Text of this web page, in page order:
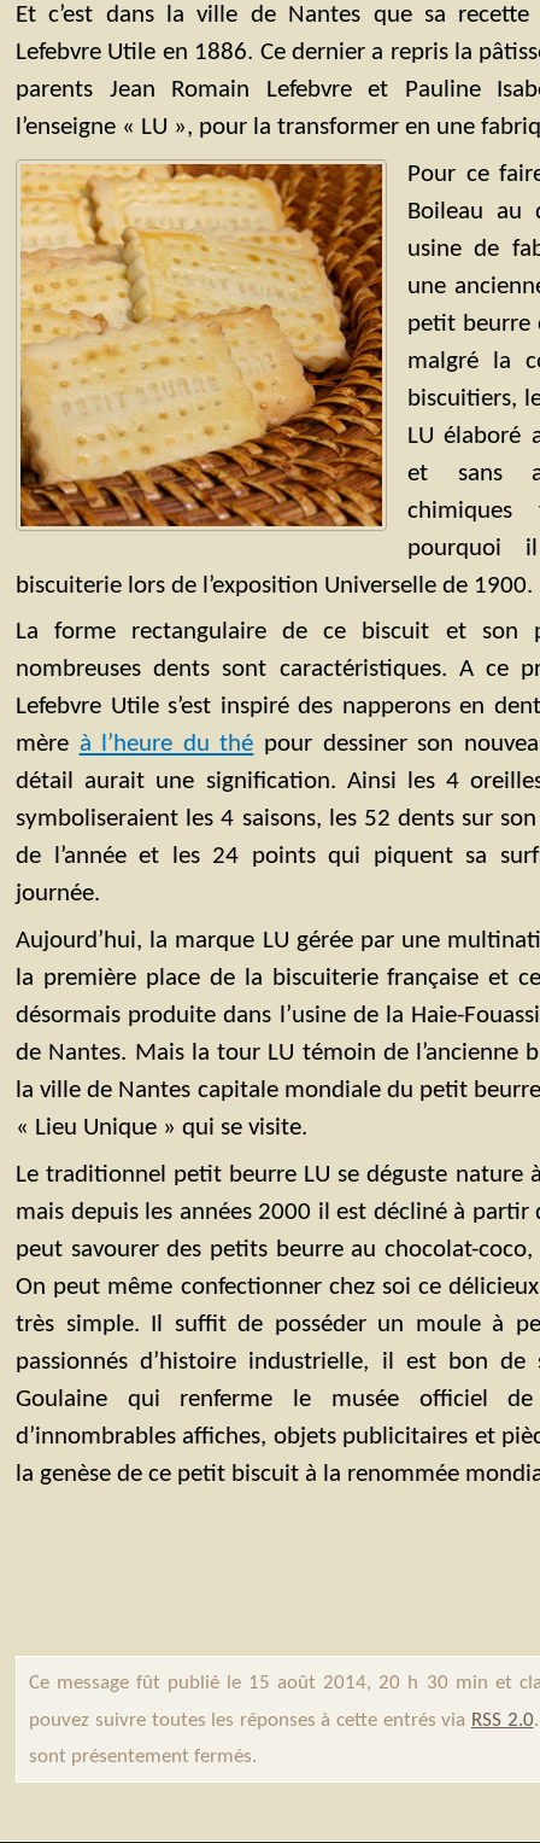
Et c’est dans la ville de Nantes que sa
Lefebvre Utile en 1886. Ce dernier a repris la
parents Jean Romain Lefebvre et Pauline
l’enseigne « LU », pour la transformer en une
Pour ce
Boileau au
usine de
une
petit beurre
malgré la
biscuitiers,
LU élaboré
et sans
biscuiterie lors de l’exposition Universelle de 1900.
La forme rectangulaire de ce biscuit et son
nombreuses dents sont caractéristiques. A ce
Lefebvre Utile s’est inspiré des napperons en
mère à l’heure du thé pour dessiner son
détail aurait une signification. Ainsi les 4
symboliseraient les 4 saisons, les 52 dents sur
de l’année et les 24 points qui piquent sa
journée.
Aujourd’hui, la marque LU gérée par une
la première place de la biscuiterie française et
désormais produite dans l’usine de la Haie-
de Nantes. Mais la tour LU témoin de l’ancienne
la ville de Nantes capitale mondiale du petit
« Lieu Unique » qui se visite.
Le traditionnel petit beurre LU se déguste nature
mais depuis les années 2000 il est décliné à partir
peut savourer des petits beurre au chocolat-
On peut même confectionner chez soi ce
très simple. Il suffit de posséder un moule à
passionnés d’histoire industrielle, il est bon
Goulaine qui renferme le musée officiel
d’innombrables affiches, objets publicitaires et
la genèse de ce petit biscuit à la renommée
Ce message fût publié le 15 août 2014, 20 h 30 min et
pouvez suivre toutes les réponses à cette entrés via RSS 2.0
sont présentement fermés.